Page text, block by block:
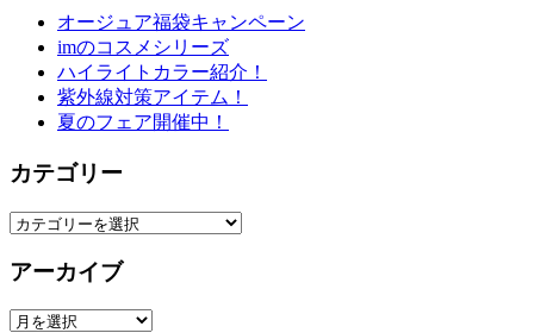
オージュア福袋キャンペーン
imのコスメシリーズ
ハイライトカラー紹介！
紫外線対策アイテム！
夏のフェア開催中！
カテゴリー
カ
ゴ
ー
アーカイブ
ア